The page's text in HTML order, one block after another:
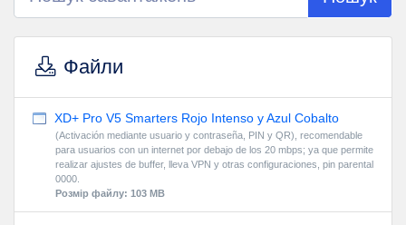
Файли
XD+ Pro V5 Smarters Rojo Intenso y Azul Cobalto
(Activación mediante usuario y contraseña, PIN y QR), recomendable
para usuarios con un internet por debajo de los 20 mbps; ya que permite
realizar ajustes de buffer, lleva VPN y otras configuraciones, pin parental
0000.
Розмір файлу: 103 MB